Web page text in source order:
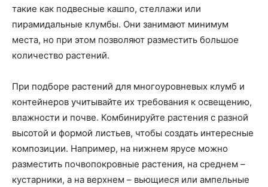
такие как подвесные кашпо, стеллажи или
пирамидальные клумбы. Они занимают минимум
места, но при этом позволяют разместить большое
количество растений.
При подборе растений для многоуровневых клумб и
контейнеров учитывайте их требования к освещению,
влажности и почве. Комбинируйте растения с разной
высотой и формой листьев, чтобы создать интересные
композиции. Например, на нижнем ярусе можно
разместить почвопокровные растения, на среднем –
кустарники, а на верхнем – вьющиеся или ампельные